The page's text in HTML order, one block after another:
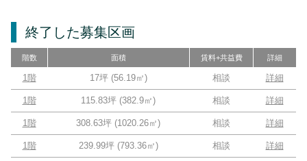
終了した募集区画
階数 面積 賃料+共益費 詳細
1階 17坪 (56.19㎡) 相談 詳細
1階 115.83坪 (382.9㎡) 相談 詳細
1階 308.63坪 (1020.26㎡) 相談 詳細
1階 239.99坪 (793.36㎡) 相談 詳細